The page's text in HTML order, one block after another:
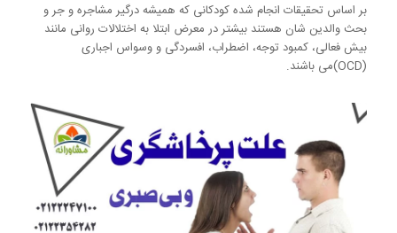
بر اساس تحقیقات انجام شده کودکانی که همیشه درگیر مشاجره و جر و
بحث والدین شان هستند بیشتر در معرض ابتلا به اختلالات روانی مانند
بیش فعالی، کمبود توجه، اضطراب، افسردگی و وسواس اجباری
(OCD)می باشند.